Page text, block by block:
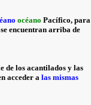
océano Pacífico, para
encuentran arriba de
de los acantilados y las
acceder alas mismas